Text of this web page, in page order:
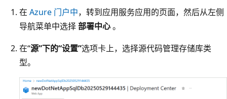
在 Azure 门户中，转到应用服务应用的页面，然后从左侧
导航菜单中选择部署中心。
在“源”下的“设置”选项卡上，选择源代码管理存储库类
型。